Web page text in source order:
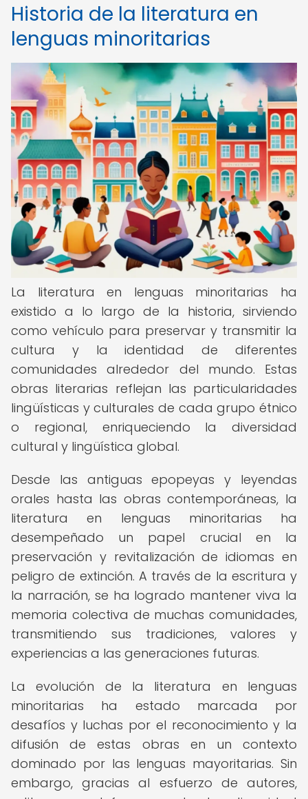
Historia de la literatura en
lenguas minoritarias
La literatura en lenguas minoritarias ha
existido a lo largo de la historia, sirviendo
como vehículo para preservar y transmitir la
cultura y la identidad de diferentes
comunidades alrededor del mundo. Estas
obras literarias reflejan las particularidades
lingüísticas y culturales de cada grupo étnico
o regional, enriqueciendo la diversidad
cultural y lingüística global.
Desde las antiguas epopeyas y leyendas
orales hasta las obras contemporáneas, la
literatura en lenguas minoritarias ha
desempeñado un papel crucial en la
preservación y revitalización de idiomas en
peligro de extinción. A través de la escritura y
la narración, se ha logrado mantener viva la
memoria colectiva de muchas comunidades,
transmitiendo sus tradiciones, valores y
experiencias a las generaciones futuras.
La evolución de la literatura en lenguas
minoritarias ha estado marcada por
desafíos y luchas por el reconocimiento y la
difusión de estas obras en un contexto
dominado por las lenguas mayoritarias. Sin
embargo, gracias al esfuerzo de autores,